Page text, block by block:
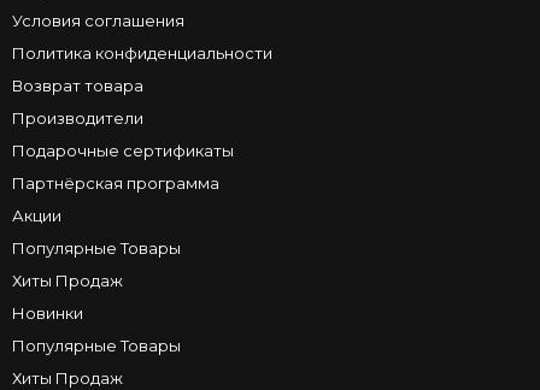
Условия соглашения
Политика конфиденциальности
Возврат товара
Производители
Подарочные сертификаты
Партнёрская программа
Акции
Популярные Товары
Хиты Продаж
Новинки
Популярные Товары
Хиты Продаж